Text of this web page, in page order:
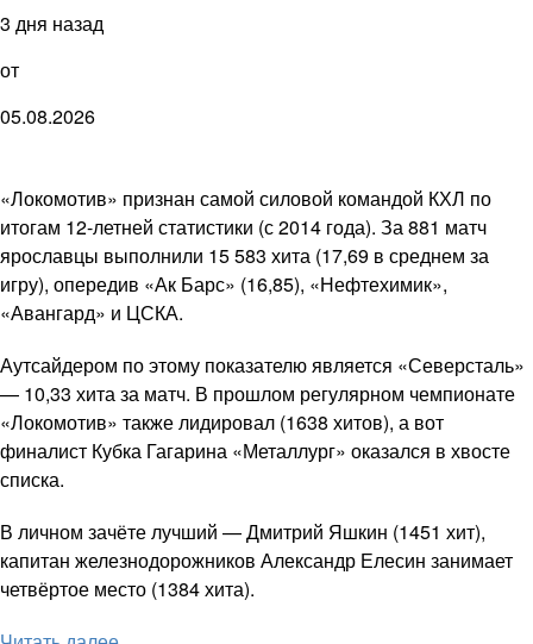
3 дня назад
от
05.08.2026
«Локомотив» признан самой силовой командой КХЛ по
итогам 12-летней статистики (с 2014 года). За 881 матч
ярославцы выполнили 15 583 хита (17,69 в среднем за
игру), опередив «Ак Барс» (16,85), «Нефтехимик»,
«Авангард» и ЦСКА.
Аутсайдером по этому показателю является «Северсталь»
— 10,33 хита за матч. В прошлом регулярном чемпионате
«Локомотив» также лидировал (1638 хитов), а вот
финалист Кубка Гагарина «Металлург» оказался в хвосте
списка.
В личном зачёте лучший — Дмитрий Яшкин (1451 хит),
капитан железнодорожников Александр Елесин занимает
четвёртое место (1384 хита).